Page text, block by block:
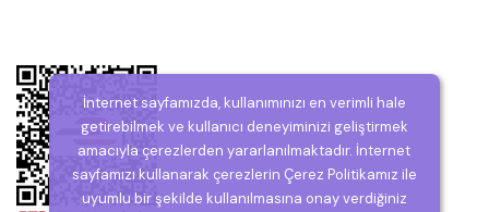
İnternet sayfamızda, kullanımınızı en verimli hale
getirebilmek ve kullanıcı deneyiminizi geliştirmek
amacıyla çerezlerden yararlanılmaktadır. İnternet
sayfamızı kullanarak çerezlerin Çerez Politikamız ile
uyumlu bir şekilde kullanılmasına onay verdiğiniz